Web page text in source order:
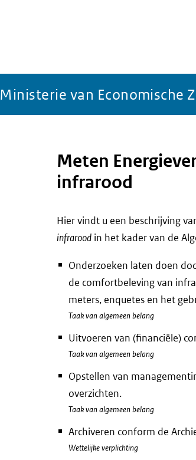
Ministerie van Economische
Meten
infrarood
Hier vindt u een beschrijving
infrarood in het kader van de
Onderzoeken laten doen
de comfortbeleving van
meters, enquetes en het
Taak van algemeen belang
Uitvoeren van (financiële)
Taak van algemeen belang
Opstellen van
overzichten.
Taak van algemeen belang
Archiveren conform de
Wettelijke verplichting